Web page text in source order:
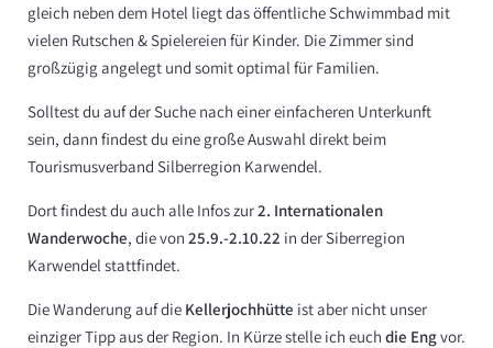
gleich neben dem Hotel liegt das öffentliche Schwimmbad mit
vielen Rutschen & Spielereien für Kinder. Die Zimmer sind
großzügig angelegt und somit optimal für Familien.
Solltest du auf der Suche nach einer einfacheren Unterkunft
sein, dann findest du eine große Auswahl direkt beim
Tourismusverband Silberregion Karwendel.
Dort findest du auch alle Infos zur2. Internationalen
Wanderwoche, die von 25.9.-2.10.22 in der Siberregion
Karwendel stattfindet.
Die Wanderung auf die Kellerjochhütte ist aber nicht unser
einziger Tipp aus der Region. In Kürze stelle ich euch die Engvor.